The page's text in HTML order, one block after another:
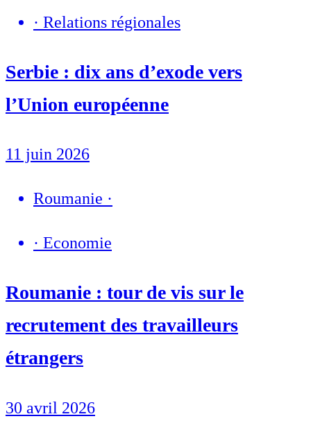
· Relations régionales
Serbie : dix ans d’exode vers
l’Union européenne
11 juin 2026
Roumanie ·
· Economie
Roumanie : tour de vis sur le
recrutement des travailleurs
étrangers
30 avril 2026